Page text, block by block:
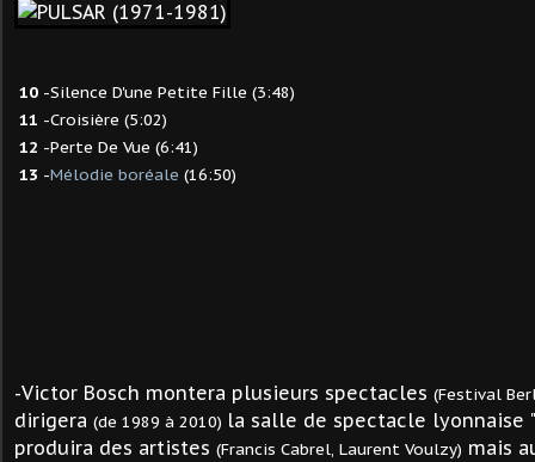
10 -Silence D'une Petite Fille (3:48)
11 -Croisière (5:02)
12 -Perte De Vue (6:41)
13 -Mélodie boréale (16:50)
-Victor Bosch montera plusieurs spectacles (Festival
dirigera (de 1989 à 2010) la salle de spectacle lyonnaise
produira des artistes (Francis Cabrel, Laurent Voulzy) mais